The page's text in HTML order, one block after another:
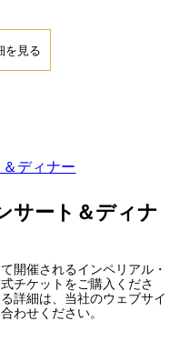
を見る
サート＆ディナ
開催されるインペリアル・
チケットをご購入くださ
詳細は、当社のウェブサイ
わせください。